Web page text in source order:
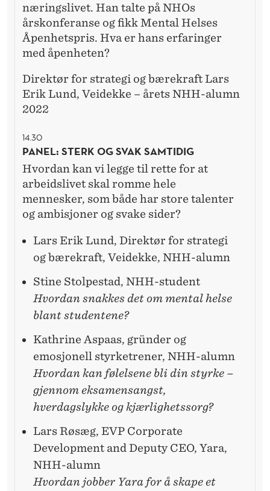
næringslivet. Han talte på NHOs
årskonferanse og fikk Mental Helses
Åpenhetspris. Hva er hans erfaringer
med åpenheten?
Direktør for strategi og bærekraft Lars
Erik Lund, Veidekke – årets NHH-alumn
2022
14.30
PANEL: STERK OG SVAK SAMTIDIG
Hvordan kan vi legge til rette for at
arbeidslivet skal romme hele
mennesker, som både har store talenter
og ambisjoner og svake sider?
Lars Erik Lund, Direktør for strategi
og bærekraft, Veidekke, NHH-alumn
Stine Stolpestad, NHH-student
Hvordan snakkes det om mental helse
blant studentene?
Kathrine Aspaas, gründer og
emosjonell styrketrener, NHH-alumn
Hvordan kan følelsene bli din styrke –
gjennom eksamensangst,
hverdagslykke og kjærlighetssorg?
Lars Røsæg, EVP Corporate
Development and Deputy CEO, Yara,
NHH-alumn
Hvordan jobber Yara for å skape et